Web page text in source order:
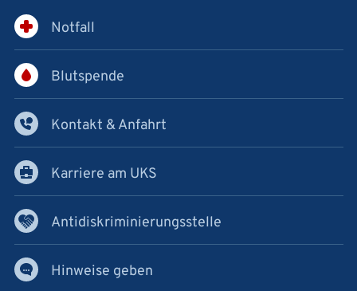
Notfall
Blutspende
Kontakt & Anfahrt
Karriere am UKS
Antidiskriminierungsstelle
Hinweise geben